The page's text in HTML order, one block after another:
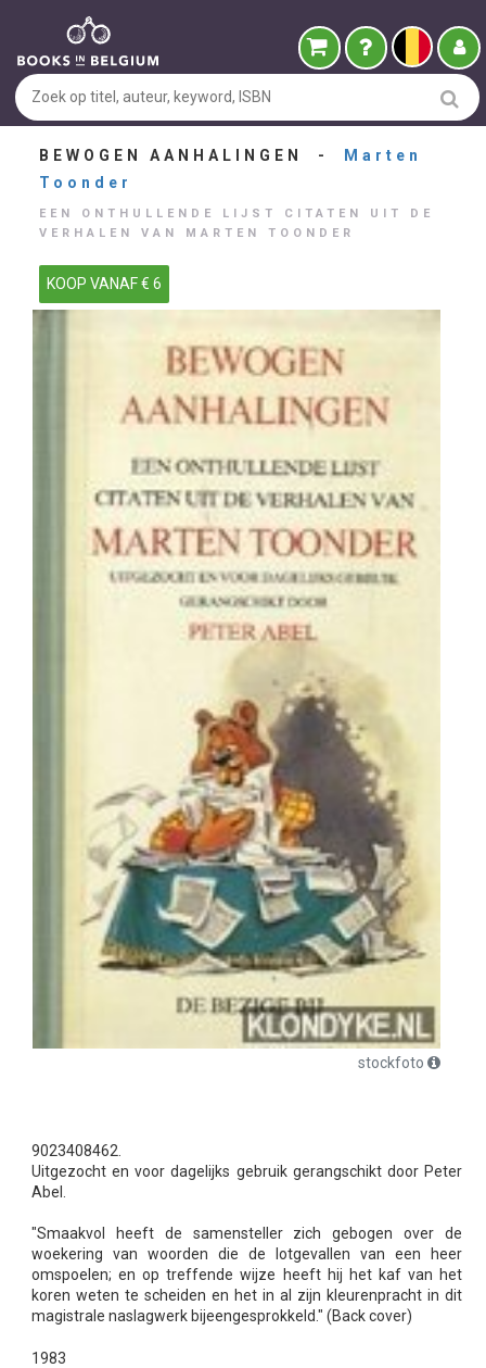
BEWOGEN AANHALINGEN -
Marten
Toonder
EEN ONTHULLENDE LIJST CITATEN UIT DE
VERHALEN VAN MARTEN TOONDER
KOOP VANAF € 6
stockfoto
9023408462.
Uitgezocht en voor dagelijks gebruik gerangschikt door Peter
Abel.
"Smaakvol heeft de samensteller zich gebogen over de
woekering van woorden die de lotgevallen van een heer
omspoelen; en op treffende wijze heeft hij het kaf van het
koren weten te scheiden en het in al zijn kleurenpracht in dit
magistrale naslagwerk bijeengesprokkeld." (Back cover)
1983